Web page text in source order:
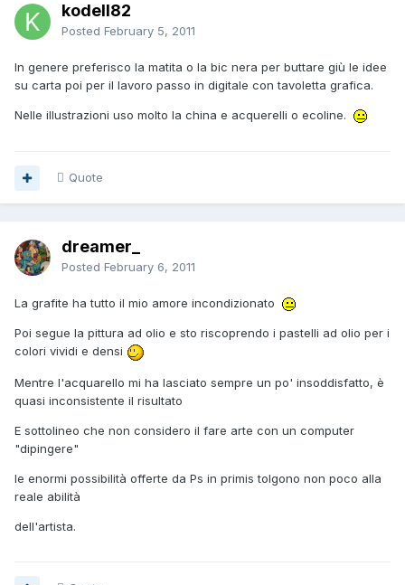
kodell82
Posted February 5, 2011
In genere preferisco la matita o la bic nera per buttare giù le idee
su carta poi per il lavoro passo in digitale con tavoletta grafica.
Nelle illustrazioni uso molto la china e acquerelli o ecoline.
Quote
dreamer_
Posted February 6, 2011
La grafite ha tutto il mio amore incondizionato
Poi segue la pittura ad olio e sto riscoprendo i pastelli ad olio per i
colori vividi e densi
Mentre l'acquarello mi ha lasciato sempre un po' insoddisfatto, è
quasi inconsistente il risultato
E sottolineo che non considero il fare arte con un computer
"dipingere"
le enormi possibilità offerte da Ps in primis tolgono non poco alla
reale abilità
dell'artista.